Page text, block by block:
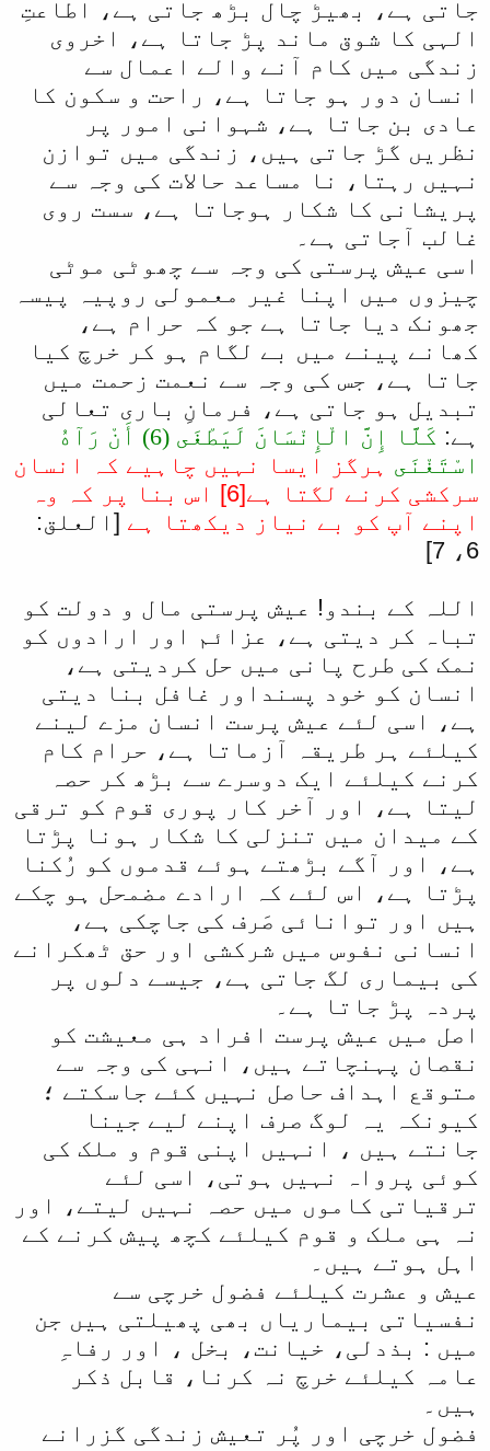
جاتی ہے، بھیڑ چال بڑھ جاتی ہے، اطاعتِ
الہی کا شوق ماند پڑ جاتا ہے، اخروی
زندگی میں کام آنے والے اعمال سے
انسان دور ہو جاتا ہے، راحت و سکون کا
عادی بن جاتا ہے، شہوانی امور پر
نظریں گڑ جاتی ہیں، زندگی میں توازن
نہیں رہتا، نا مساعد حالات کی وجہ سے
پریشانی کا شکار ہوجاتا ہے، سست روی
غالب آجاتی ہے۔
اسی عیش پرستی کی وجہ سے چھوٹی موٹی
چیزوں میں اپنا غیر معمولی روپیہ پیسہ
جھونک دیا جاتا ہے جو کہ حرام ہے،
کھانے پینے میں بے لگام ہو کر خرچ کیا
جاتا ہے، جس کی وجہ سے نعمت زحمت میں
تبدیل ہو جاتی ہے، فرمانِ باری تعالی
ہے:
كَلَّا إِنَّ الْإِنْسَانَ لَيَطْغَى (6) أَنْ رَآهُ
اسْتَغْنَى ہرگز ایسا نہیں چاہیے کہ انسان
سرکشی کرنے لگتا ہے[6] اس بنا پر کہ وہ
اپنے آپ کو بے نیاز دیکھتا ہے [العلق:
6، 7]
اللہ کے بندو! عیش پرستی مال و دولت کو
تباہ کر دیتی ہے، عزائم اور ارادوں کو
نمک کی طرح پانی میں حل کردیتی ہے،
انسان کو خود پسنداور غافل بنا دیتی
ہے، اسی لئے عیش پرست انسان مزے لینے
کیلئے ہر طریقہ آزماتا ہے، حرام کام
کرنے کیلئے ایک دوسرے سے بڑھ کر حصہ
لیتا ہے، اور آخر کار پوری قوم کو ترقی
کے میدان میں تنزلی کا شکار ہونا پڑتا
ہے، اور آگے بڑھتے ہوئے قدموں کو رُکنا
پڑتا ہے، اس لئے کہ ارادے مضمحل ہو چکے
ہیں اور توانائی صَرف کی جاچکی ہے،
انسانی نفوس میں شرکشی اور حق ٹھکرانے
کی بیماری لگ جاتی ہے، جیسے دلوں پر
پردہ پڑ جاتا ہے۔
اصل میں عیش پرست افراد ہی معیشت کو
نقصان پہنچاتے ہیں، انہی کی وجہ سے
متوقع اہداف حاصل نہیں کئے جاسکتے ؛
کیونکہ یہ لوگ صرف اپنے لیے جینا
جانتے ہیں ، انہیں اپنی قوم و ملک کی
کوئی پرواہ نہیں ہوتی، اسی لئے
ترقیاتی کاموں میں حصہ نہیں لیتے، اور
نہ ہی ملک و قوم کیلئے کچھ پیش کرنے کے
اہل ہوتے ہیں۔
عیش و عشرت کیلئے فضول خرچی سے
نفسیاتی بیماریاں بھی پھیلتی ہیں جن
میں : بذدلی، خیانت، بخل ، اور رفاہِ
عامہ کیلئے خرچ نہ کرنا، قابل ذکر
ہیں۔
فضول خرچی اور پُر تعیش زندگی گزرانے